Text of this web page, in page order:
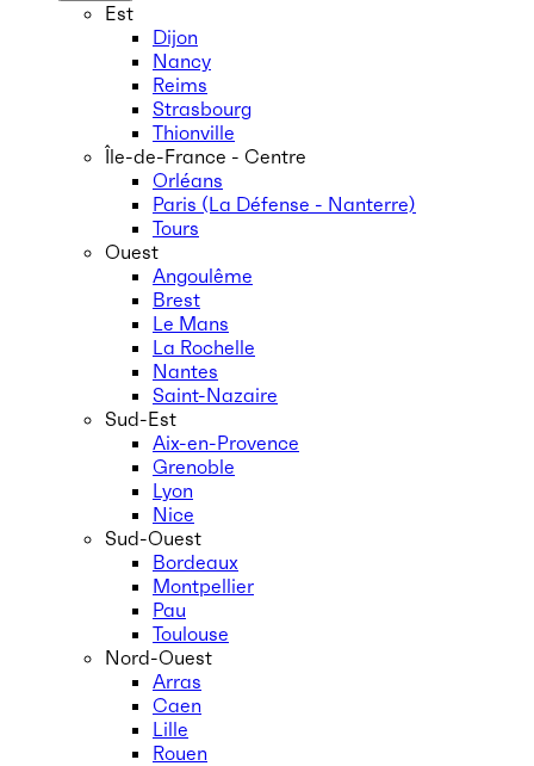
Est
Dijon
Nancy
Reims
Strasbourg
Thionville
Île-de-France - Centre
Orléans
Paris (La Défense - Nanterre)
Tours
Ouest
Angoulême
Brest
Le Mans
La Rochelle
Nantes
Saint-Nazaire
Sud-Est
Aix-en-Provence
Grenoble
Lyon
Nice
Sud-Ouest
Bordeaux
Montpellier
Pau
Toulouse
Nord-Ouest
Arras
Caen
Lille
Rouen